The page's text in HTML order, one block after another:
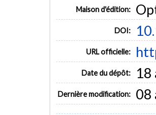
Maison d'édition:
DOI:
URL officielle:
Date du dépôt: 18
Dernière modification: 08